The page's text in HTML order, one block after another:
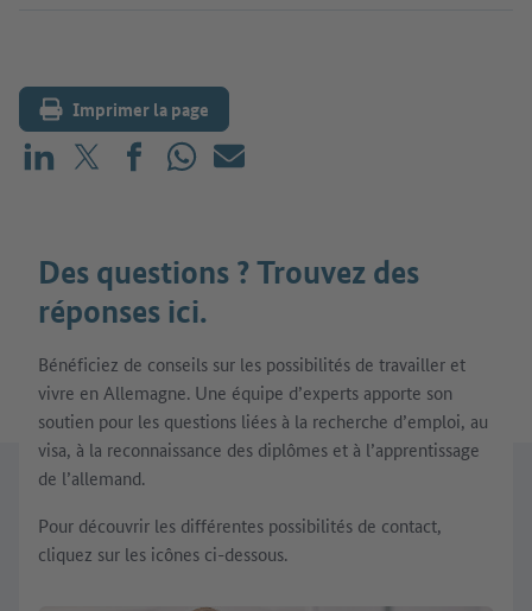
Imprimer la page
Partager sur LinkedIn
Partager sur X (avant : Twitter)
Partager sur Facebook
Partager sur WhatsApp
E-mail
Des questions ? Trouvez des
réponses ici.
Bénéficiez de conseils sur les possibilités de travailler et
vivre en Allemagne. Une équipe d’experts apporte son
soutien pour les questions liées à la recherche d’emploi, au
visa, à la reconnaissance des diplômes et à l’apprentissage
de l’allemand.
Pour découvrir les différentes possibilités de contact,
cliquez sur les icônes ci-dessous.